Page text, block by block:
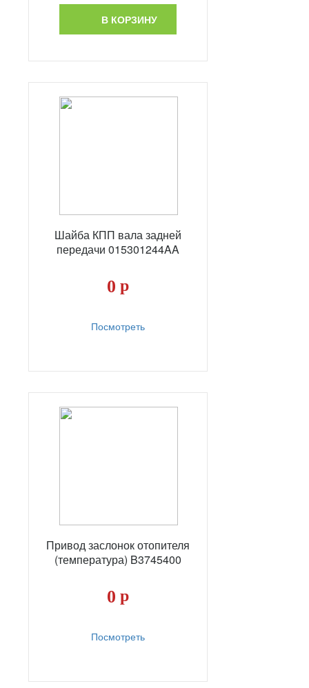
В КОРЗИНУ
Шайба КПП вала задней
передачи 015301244AA
0 р
Посмотреть
Привод заслонок отопителя
(температура) B3745400
0 р
Посмотреть